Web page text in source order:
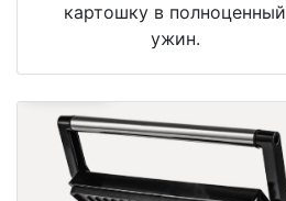
картошку в полноценный
ужин.